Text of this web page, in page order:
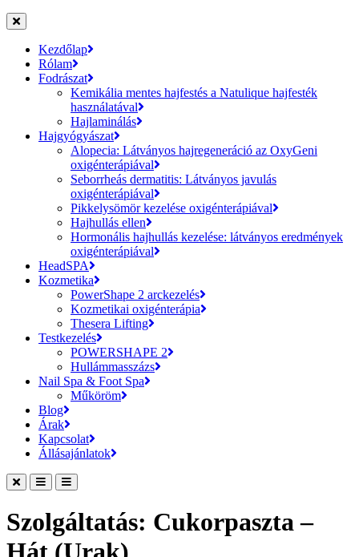
Kezdőlap
Rólam
Fodrászat
Kemikália mentes hajfestés a Natulique hajfesték
használatával
Hajlaminálás
Hajgyógyászat
Alopecia: Látványos hajregeneráció az OxyGeni
oxigénterápiával
Seborrheás dermatitis: Látványos javulás
oxigénterápiával
Pikkelysömör kezelése oxigénterápiával
Hajhullás ellen
Hormonális hajhullás kezelése: látványos eredmények
oxigénterápiával
HeadSPA
Kozmetika
PowerShape 2 arckezelés
Kozmetikai oxigénterápia
Thesera Lifting
Testkezelés
POWERSHAPE 2
Hullámmasszázs
Nail Spa & Foot Spa
Műköröm
Blog
Árak
Kapcsolat
Állásajánlatok
Szolgáltatás: Cukorpaszta –